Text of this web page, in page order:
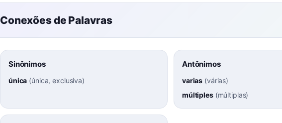
Conexões de Palavras
Sinônimos
única (única, exclusiva)
Antônimos
varias (várias)
múltiples(múltiplas)